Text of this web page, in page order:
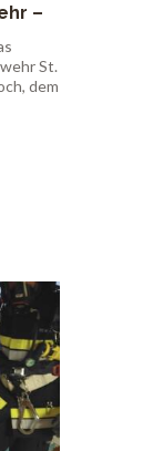
–
St.
dem